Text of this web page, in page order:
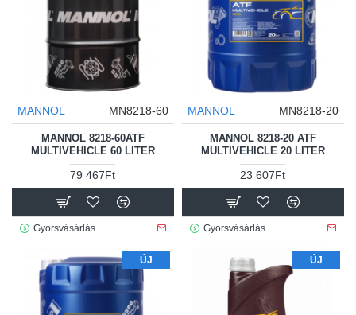
MANNOL MN8218-60
MANNOL 8218-60ATF
MULTIVEHICLE 60 LITER
79 467Ft
Gyorsvásárlás
MANNOL MN8218-20
MANNOL 8218-20 ATF
MULTIVEHICLE 20 LITER
23 607Ft
Gyorsvásárlás
ÚJ ÚJ